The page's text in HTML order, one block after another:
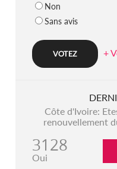
Non
Sans avis
+
Côte d'Ivoire:
renouvellement
3128
Oui